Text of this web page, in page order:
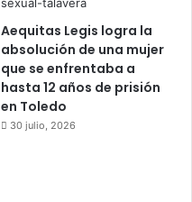
Aequitas Legis logra la
absolución de una mujer
que se enfrentaba a
hasta 12 años de prisión
en Toledo
30 julio, 2026